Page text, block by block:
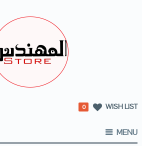
WISH LIST
0
MENU